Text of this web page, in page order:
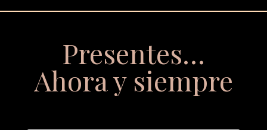
Presentes…
Ahora y siempre